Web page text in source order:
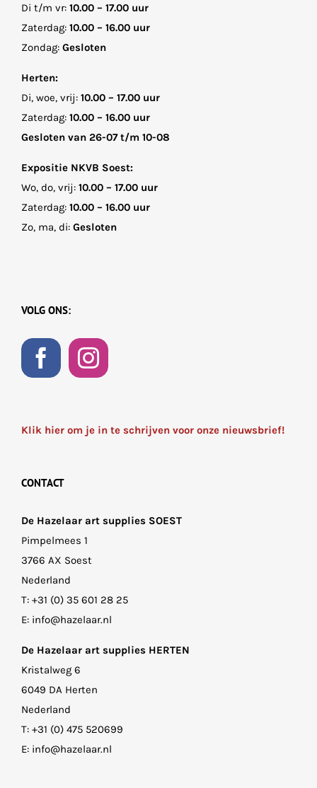
Di t/m vr: 10.00 – 17.00 uur
Zaterdag: 10.00 – 16.00 uur
Zondag: Gesloten
Herten:
Di, woe, vrij: 10.00 – 17.00 uur
Zaterdag: 10.00 – 16.00 uur
Gesloten van 26-07 t/m 10-08
Expositie NKVB Soest:
Wo, do, vrij: 10.00 – 17.00 uur
Zaterdag: 10.00 – 16.00 uur
Zo, ma, di: Gesloten
VOLG ONS:
Klik hier om je in te schrijven voor onze nieuwsbrief!
CONTACT
De Hazelaar art supplies SOEST
Pimpelmees 1
3766 AX Soest
Nederland
T: +31 (0) 35 601 28 25
E: info@hazelaar.nl
De Hazelaar art supplies HERTEN
Kristalweg 6
6049 DA Herten
Nederland
T: +31 (0) 475 520699
E: info@hazelaar.nl